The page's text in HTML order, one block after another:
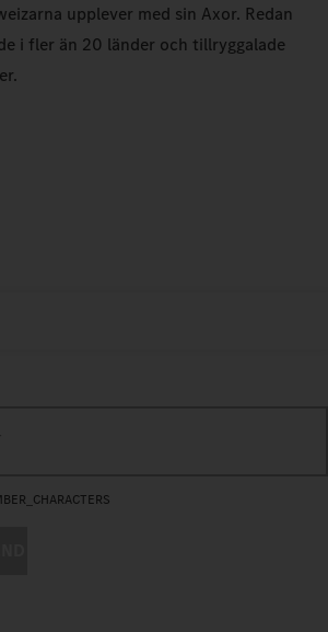
upplever med sin Axor. Redan
i fler än 20 länder och tillryggalade